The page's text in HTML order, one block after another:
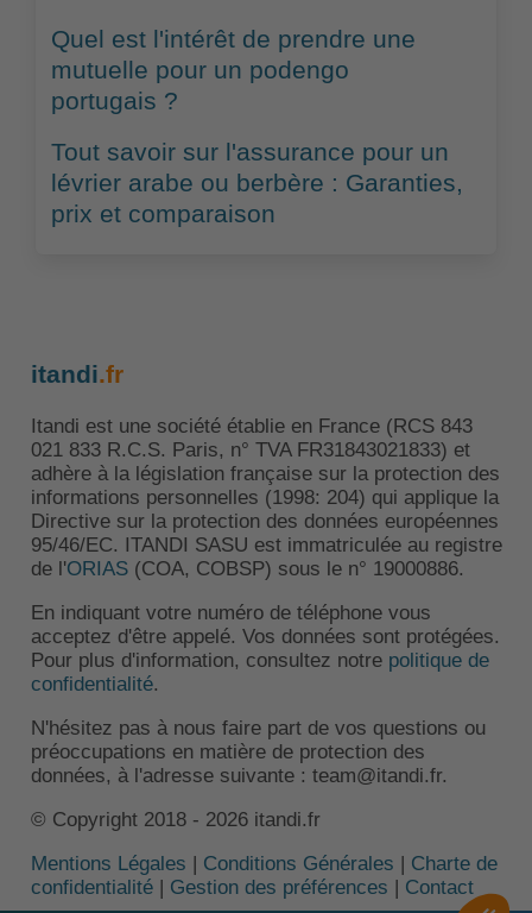
Quel est l'intérêt de prendre une
mutuelle pour un podengo
portugais ?
Tout savoir sur l'assurance pour un
lévrier arabe ou berbère : Garanties,
prix et comparaison
itandi.fr
Itandi est une société établie en France (RCS 843
021 833 R.C.S. Paris, n° TVA FR31843021833) et
adhère à la législation française sur la protection des
informations personnelles (1998: 204) qui applique la
Directive sur la protection des données européennes
95/46/EC. ITANDI SASU est immatriculée au registre
de l'ORIAS(COA, COBSP) sous le n° 19000886.
En indiquant votre numéro de téléphone vous
acceptez d'être appelé. Vos données sont protégées.
Pour plus d'information, consultez notre politique de
confidentialité.
N'hésitez pas à nous faire part de vos questions ou
préoccupations en matière de protection des
données, à l'adresse suivante : team@itandi.fr.
© Copyright 2018 - 2026 itandi.fr
Mentions Légales
Conditions Générales
Charte de
confidentialité| Gestion des préférences Contact